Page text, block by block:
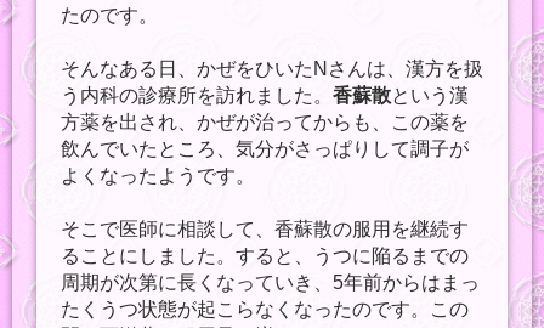
たのです。
そんなある日、かぜをひいたNさんは、漢方を扱
う内科の診療所を訪れました。 香蘇散という漢
方薬を出され、かぜが治ってからも、この薬を
飲んでいたところ、気分がさっぱりして調子が
よくなったようです。
そこで医師に相談して、香蘇散の服用を継続す
ることにしました。すると、うつに陥るまでの
周期が次第に長くなっていき、5年前からはまっ
たくうつ状態が起こらなくなったのです。この